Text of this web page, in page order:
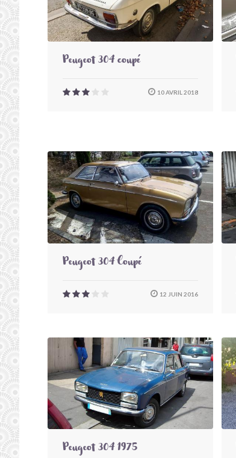
Peugeot 304 coupé
10 AVRIL 2018
Peugeot 304 Coupé
12 JUIN 2016
Peugeot 304 1975